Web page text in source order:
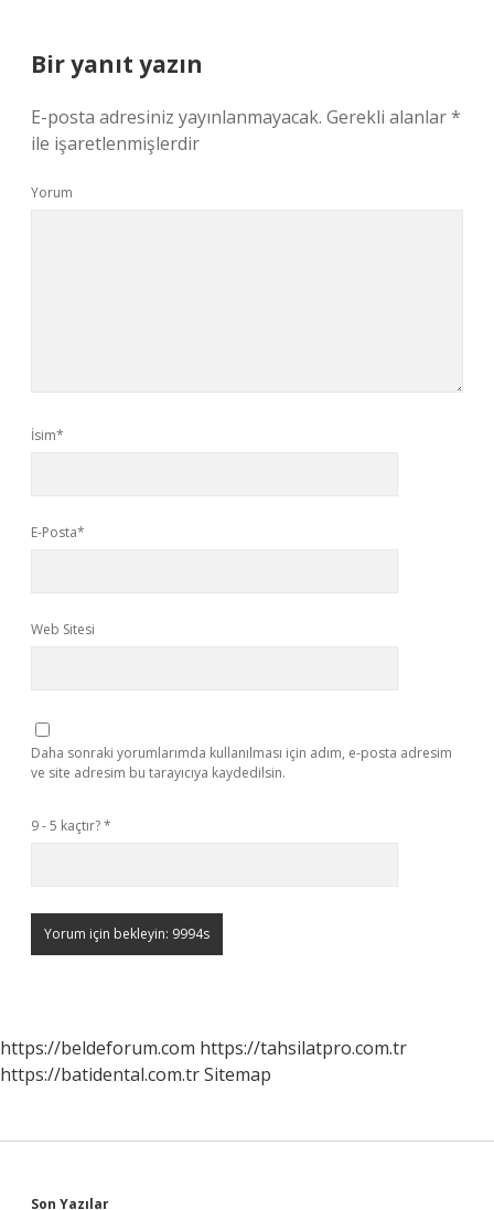
Bir yanıt yazın
E-posta adresiniz yayınlanmayacak. Gerekli alanlar*
ile işaretlenmişlerdir
Yorum
İsim*
E-Posta*
Web Sitesi
Daha sonraki yorumlarımda kullanılması için adım, e-posta adresim
ve site adresim bu tarayıcıya kaydedilsin.
9 - 5 kaçtır?*
https://beldeforum.com https://tahsilatpro.com.tr
https://batidental.com.trSitemap
Son Yazılar